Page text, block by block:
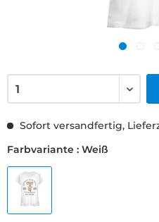
Sofort versandfertig,
Farbvariante : Weiß